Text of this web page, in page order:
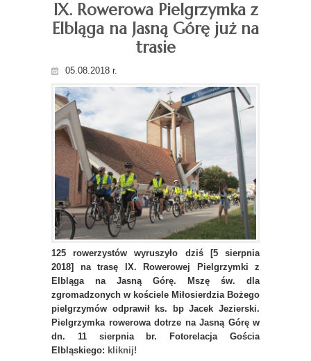
IX. Rowerowa Pielgrzymka z
Elbląga na Jasną Górę już na
trasie
05.08.2018 r.
125 rowerzystów wyruszyło dziś [5 sierpnia
2018] na trasę IX. Rowerowej Pielgrzymki z
Elbląga na Jasną Górę. Mszę św. dla
zgromadzonych w kościele Miłosierdzia Bożego
pielgrzymów odprawił ks. bp Jacek Jezierski.
Pielgrzymka rowerowa dotrze na Jasną Górę w
dn. 11 sierpnia br. Fotorelacja Gościa
Elbląskiego: kliknij!